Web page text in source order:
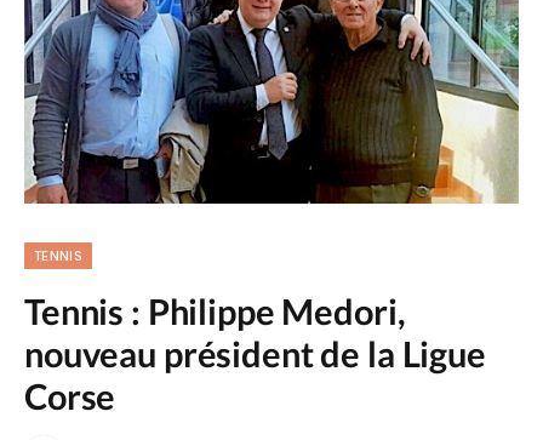
TENNIS
Tennis : Philippe Medori,
nouveau président de la Ligue
Corse